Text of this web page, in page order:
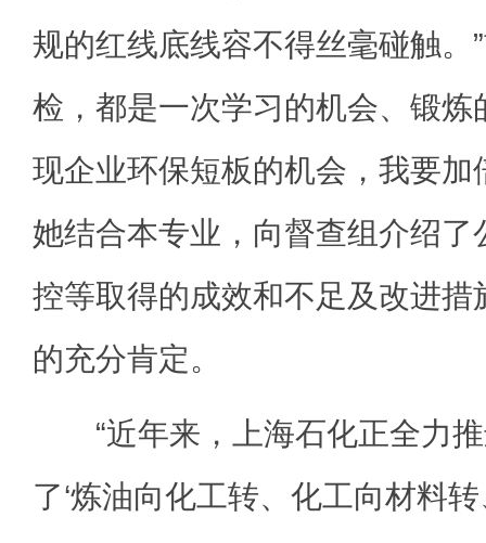
规的红线底线容不得丝毫碰触。
检，都是一次学习的机会、锻炼
现企业环保短板的机会，我要加
她结合本专业，向督查组介绍
控等取得的成效和不足及改进措
的充分肯定。
“近年来，上海石化正全力推
了‘炼油向化工转、化工向材料